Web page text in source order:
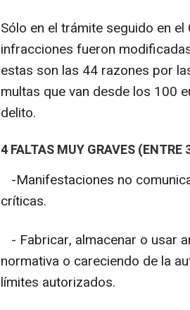
Sólo en el trámite seguido en
infracciones fueron
estas son las 44 razones por
multas que van desde los 100
delito.
4 FALTAS MUY GRAVES
-Manifestaciones no
críticas.
- Fabricar, almacenar o usar
normativa o careciendo de la
límites autorizados.